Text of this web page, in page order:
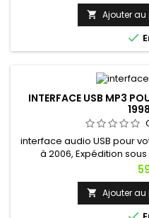
 Ajouter au

INTERFACE USB MP3
interface audio USB pour
à 2006, Expédition
contacter si
 Ajouter au